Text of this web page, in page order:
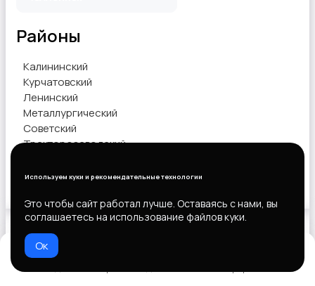
Используем куки и рекомендательные технологии
Это чтобы сайт работал лучше. Оставаясь с нами, вы
соглашаетесь на использование файлов куки.
Ок
Районы
Калининский
Курчатовский
Ленинский
Металлургический
Советский
Тракторозаводский
Показать объявления
Выберите способ оплаты